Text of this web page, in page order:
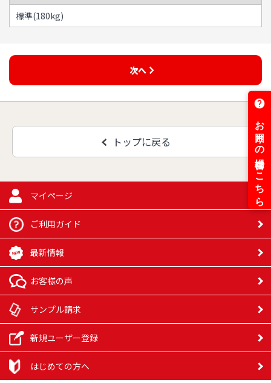
標準(180kg)
次へ
トップに戻る
マイページ
ご利用ガイド
最新情報
お客様の声
サンプル請求
新規ユーザー登録
はじめての方へ